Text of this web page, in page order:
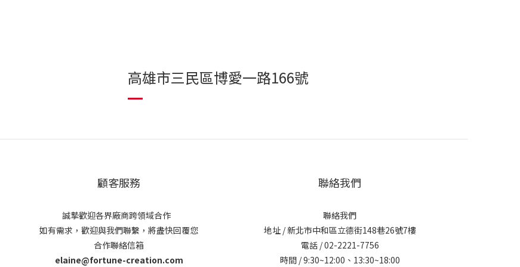
高雄市三民區博愛一路166號
顧客服務
誠摯歡迎各界廠商跨領域合作
如有需求，歡迎與我們聯繫，將盡快回覆您
合作聯絡信箱
elaine@fortune-creation.com
聯絡我們
聯絡我們
地址 / 新北市中和區立德街148巷26號7樓
電話 / 02-2221-7756
時間 / 9:30~12:00、13:30~18:00